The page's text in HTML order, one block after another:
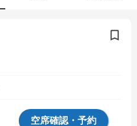
空席確認・予約